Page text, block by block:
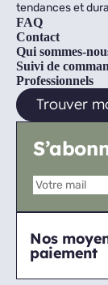
tendances et
FAQ
Contact
Qui sommes-
Suivi de
Professionnels
Trouver
Nos
paiement